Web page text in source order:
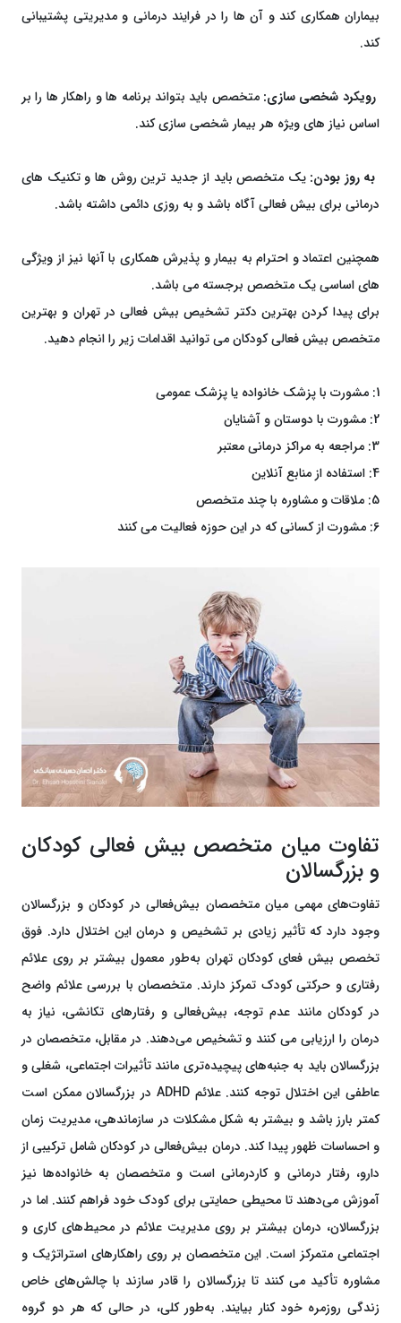
بیماران همکاری کند و آن ها را در فرایند درمانی و مدیریتی پشتیبانی
کند.
رویکرد شخصی سازی: متخصص باید بتواند برنامه ها و راهکار ها را بر
اساس نیاز های ویژه هر بیمار شخصی سازی کند.
به روز بودن: یک متخصص باید از جدید ترین روش ها و تکنیک های
درمانی برای بیش فعالی آگاه باشد و به روزی دائمی داشته باشد.
همچنین اعتماد و احترام به بیمار و پذیرش همکاری با آنها نیز از ویژگی
های اساسی یک متخصص برجسته می باشد.
برای پیدا کردن بهترین دکتر تشخیص بیش فعالی در تهران و بهترین
متخصص بیش فعالی کودکان می توانید اقدامات زیر را انجام دهید.
1: مشورت با پزشک خانواده یا پزشک عمومی
2: مشورت با دوستان و آشنایان
3: مراجعه به مراکز درمانی معتبر
4: استفاده از منابع آنلاین
5: ملاقات و مشاوره با چند متخصص
6: مشورت از کسانی که در این حوزه فعالیت می کنند
تفاوت میان متخصص بیش فعالی کودکان
و بزرگسالان
تفاوت‌های مهمی میان متخصصان بیش‌فعالی در کودکان و بزرگسالان
وجود دارد که تأثیر زیادی بر تشخیص و درمان این اختلال دارد. فوق
تخصص بیش فعای کودکان تهران به‌طور معمول بیشتر بر روی علائم
رفتاری و حرکتی کودک تمرکز دارند. متخصصان با بررسی علائم واضح
در کودکان مانند عدم توجه، بیش‌فعالی و رفتارهای تکانشی، نیاز به
درمان را ارزیابی می کنند و تشخیص می‌دهند. در مقابل، متخصصان در
بزرگسالان باید به جنبه‌های پیچیده‌تری مانند تأثیرات اجتماعی، شغلی و
عاطفی این اختلال توجه کنند. علائم ADHD در بزرگسالان ممکن است
کمتر بارز باشد و بیشتر به شکل مشکلات در سازماندهی، مدیریت زمان
و احساسات ظهور پیدا کند. درمان بیش‌فعالی در کودکان شامل ترکیبی از
دارو، رفتار درمانی و کاردرمانی است و متخصصان به خانواده‌ها نیز
آموزش می‌دهند تا محیطی حمایتی برای کودک خود فراهم کنند. اما در
بزرگسالان، درمان بیشتر بر روی مدیریت علائم در محیط‌های کاری و
اجتماعی متمرکز است. این متخصصان بر روی راهکارهای استراتژیک و
مشاوره تأکید می کنند تا بزرگسالان را قادر سازند با چالش‌های خاص
زندگی روزمره خود کنار بیایند. به‌طور کلی، در حالی که هر دو گروه